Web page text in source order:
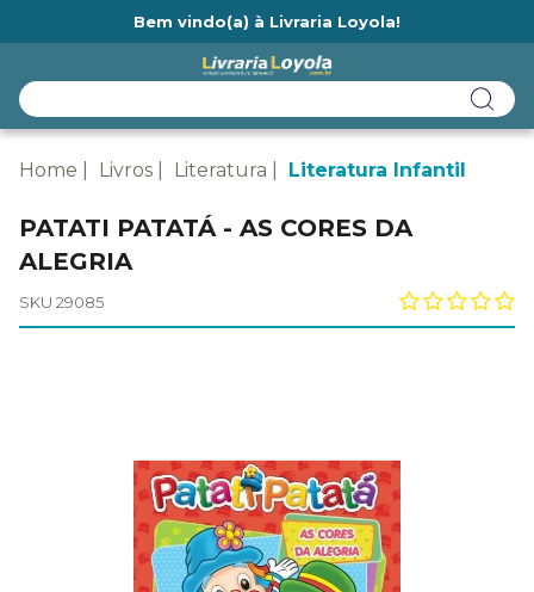
Bem vindo(a) à Livraria Loyola!
Home Livros Literatura Literatura Infantil
PATATI PATATÁ - AS CORES DA
ALEGRIA
SKU 29085